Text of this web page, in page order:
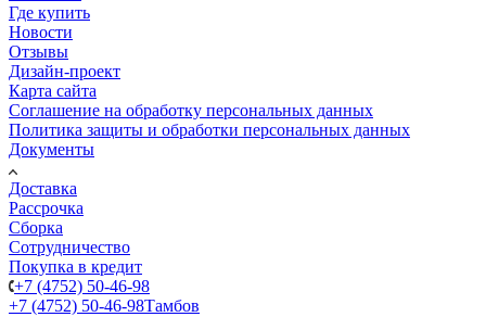
Где купить
Новости
Отзывы
Дизайн-проект
Карта сайта
Соглашение на обработку персональных данных
Политика защиты и обработки персональных данных
Документы
Доставка
Рассрочка
Сборка
Сотрудничество
Покупка в кредит
+7 (4752) 50-46-98
+7 (4752) 50-46-98Тамбов